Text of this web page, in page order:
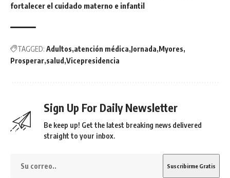
fortalecer el cuidado materno e infantil
TAGGED: Adultos atención médica Jornada Myores
Prosperar salud Vicepresidencia
Sign Up For Daily Newsletter
Be keep up! Get the latest breaking news delivered
straight to your inbox.